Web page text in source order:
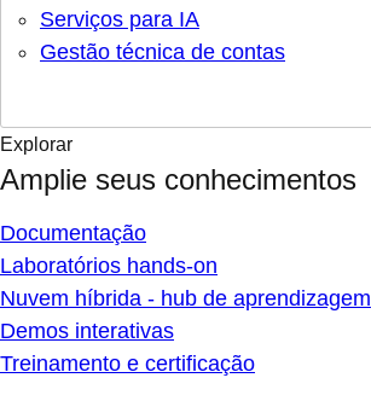
Serviços para IA
Gestão técnica de contas
Explorar
Amplie seus conhecimentos
Documentação
Laboratórios hands-on
Nuvem híbrida - hub de aprendizagem
Demos interativas
Treinamento e certificação